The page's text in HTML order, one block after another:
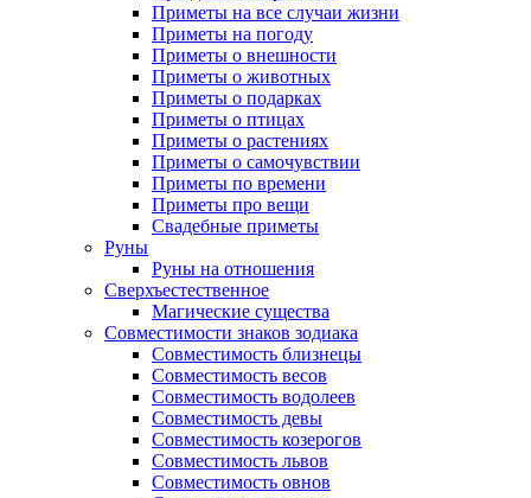
Приметы на все случаи жизни
Приметы на погоду
Приметы о внешности
Приметы о животных
Приметы о подарках
Приметы о птицах
Приметы о растениях
Приметы о самочувствии
Приметы по времени
Приметы про вещи
Свадебные приметы
Руны
Руны на отношения
Сверхъестественное
Магические существа
Совместимости знаков зодиака
Совместимость близнецы
Совместимость весов
Совместимость водолеев
Совместимость девы
Совместимость козерогов
Совместимость львов
Совместимость овнов